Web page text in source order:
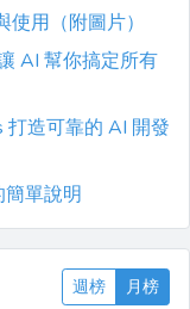
用（附圖片）
AI 幫你搞定所有
打造可靠的 AI 開發
單說明
週榜 月榜